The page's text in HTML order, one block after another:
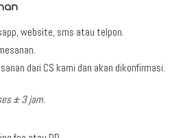
website, sms atau telpon.
dari CS kami dan akan dikonfirmasi.
± 3 jam.